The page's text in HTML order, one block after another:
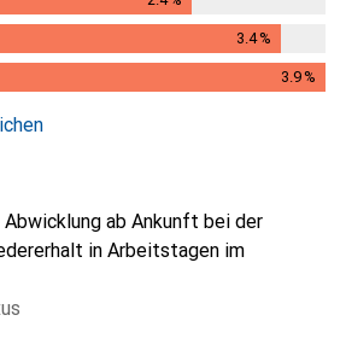
3.4%
%
3.9%
ab Ankunft bei der
in Arbeitstagen im